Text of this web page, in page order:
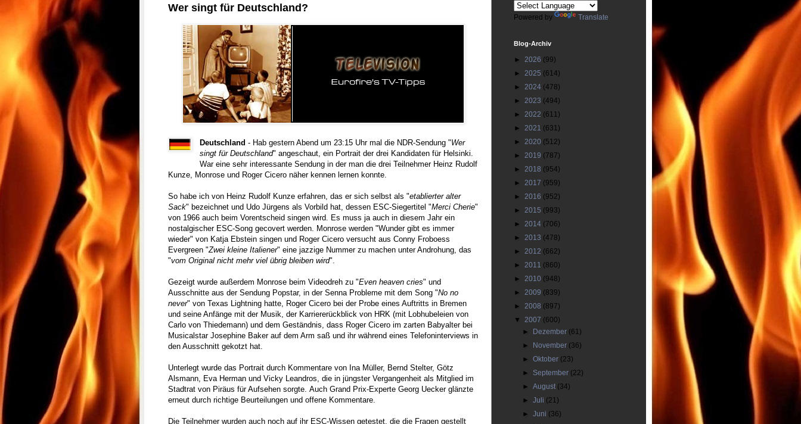
Wer singt für Deutschland?
Deutschland - Hab gestern Abend um 23:15 Uhr mal die NDR-Sendung "Wer
singt für Deutschland" angeschaut, ein Portrait der drei Kandidaten für Helsinki.
War eine sehr interessante Sendung in der man die drei Teilnehmer Heinz Rudolf
Kunze, Monrose und Roger Cicero näher kennen lernen konnte.
So habe ich von Heinz Rudolf Kunze erfahren, das er sich selbst als "etablierter alter
Sack" bezeichnet und Udo Jürgens als Vorbild hat, dessen ESC-Siegertitel "Merci Cherie"
von 1966 auch beim Vorentscheid singen wird. Es muss ja auch in diesem Jahr ein
nostalgischer ESC-Song gecovert werden. Monrose werden "Wunder gibt es immer
wieder" von Katja Ebstein singen und Roger Cicero versucht aus Conny Froboess
Evergreen "Zwei kleine Italiener" eine jazzige Nummer zu machen unter Androhung, das
"vom Original nicht mehr viel übrig bleiben wird".
Gezeigt wurde außerdem Monrose beim Videodreh zu "Even heaven cries" und
Ausschnitte aus der Sendung Popstar, in der Senna Probleme mit dem Song "No no
never" von Texas Lightning hatte, Roger Cicero bei der Probe eines Auftritts in Bremen
und seine Anfänge mit der Musik, der Karriererückblick von HRK (mit Lobhubeleien von
Carlo von Thiedemann) und dem Geständnis, dass Roger Cicero im zarten Babyalter bei
Musicalstar Josephine Baker auf dem Arm saß und ihr während eines Telefoninterviews in
den Ausschnitt gekotzt hat.
Unterlegt wurde das Portrait durch Kommentare von Ina Müller, Bernd Stelter, Götz
Alsmann, Eva Herman und Vicky Leandros, die in jüngster Vergangenheit als Mitglied im
Stadtrat von Piräus für Aufsehen sorgte. Auch Grand Prix-Experte Georg Uecker glänzte
erneut durch richtige Beurteilungen und offene Kommentare.
Die Teilnehmer wurden auch noch auf ihr ESC-Wissen getestet, die die Fragen gestellt
Powered by Translate
Blog-Archiv
► 2026 (99)
► 2025 (614)
► 2024 (478)
► 2023 (494)
► 2022 (611)
► 2021 (631)
► 2020 (512)
► 2019 (787)
► 2018 (954)
► 2017 (959)
► 2016 (952)
► 2015 (993)
► 2014 (706)
► 2013 (478)
► 2012 (662)
► 2011 (860)
► 2010 (948)
► 2009 (839)
► 2008 (897)
▼ 2007 (600)
►
Dezember (61)
►
November (36)
►Oktober (23)
► September (22)
►August (34)
►Juli (21)
►Juni (36)